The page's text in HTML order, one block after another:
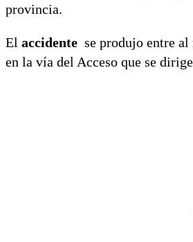
provincia.
El accidente se produjo entre
en la vía del Acceso que se